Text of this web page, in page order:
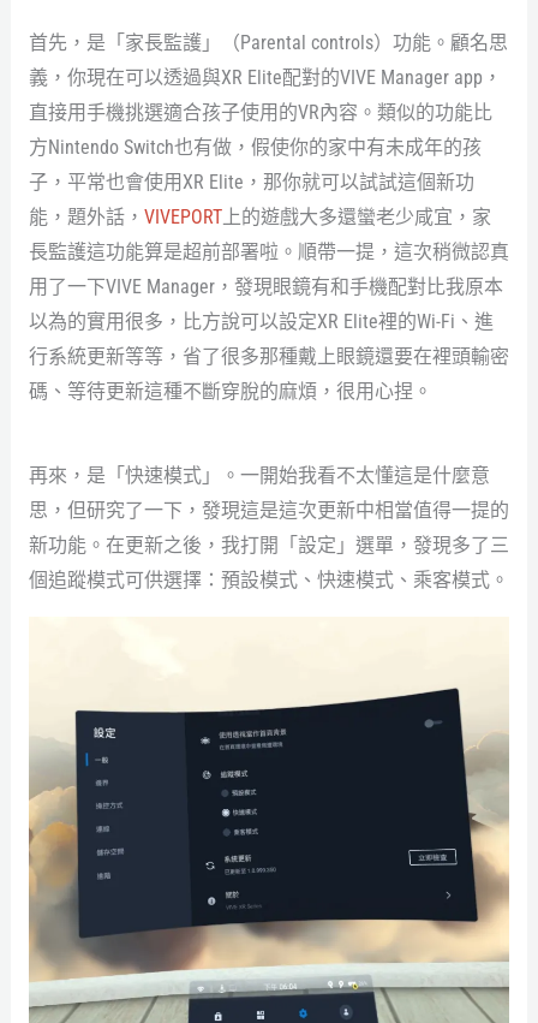
首先，是「家長監護」（Parental controls）功能。顧名思
義，你現在可以透過與XR Elite配對的VIVE Manager app，
直接用手機挑選適合孩子使用的VR內容。類似的功能比
方Nintendo Switch也有做，假使你的家中有未成年的孩
子，平常也會使用XR Elite，那你就可以試試這個新功
能，題外話， VIVEPORT上的遊戲大多還蠻老少咸宜，家
長監護這功能算是超前部署啦。順帶一提，這次稍微認真
用了一下VIVE Manager，發現眼鏡有和手機配對比我原本
以為的實用很多，比方說可以設定XR Elite裡的Wi-Fi、進
行系統更新等等，省了很多那種戴上眼鏡還要在裡頭輸密
碼、等待更新這種不斷穿脫的麻煩，很用心捏。
再來，是「快速模式」。一開始我看不太懂這是什麼意
思，但研究了一下，發現這是這次更新中相當值得一提的
新功能。在更新之後，我打開「設定」選單，發現多了三
個追蹤模式可供選擇：預設模式、快速模式、乘客模式。